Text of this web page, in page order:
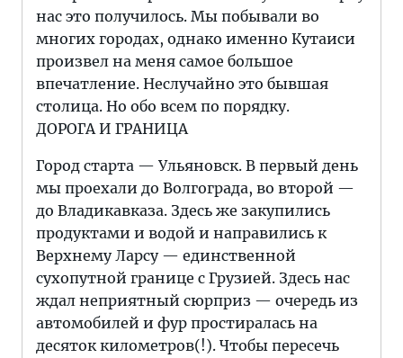
нас это получилось. Мы побывали во
многих городах, однако именно Кутаиси
произвел на меня самое большое
впечатление. Неслучайно это бывшая
столица. Но обо всем по порядку.
ДОРОГА И ГРАНИЦА
Город старта — Ульяновск. В первый день
мы проехали до Волгограда, во второй —
до Владикавказа. Здесь же закупились
продуктами и водой и направились к
Верхнему Ларсу — единственной
сухопутной границе с Грузией. Здесь нас
ждал неприятный сюрприз — очередь из
автомобилей и фур простиралась на
десяток километров(!). Чтобы пересечь